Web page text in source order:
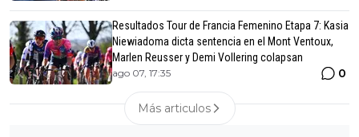
Resultados Tour de Francia Femenino Etapa 7: Kasia
Niewiadoma dicta sentencia en el Mont Ventoux,
Marlen Reusser y Demi Vollering colapsan
ago 07, 17:35 0
Más articulos